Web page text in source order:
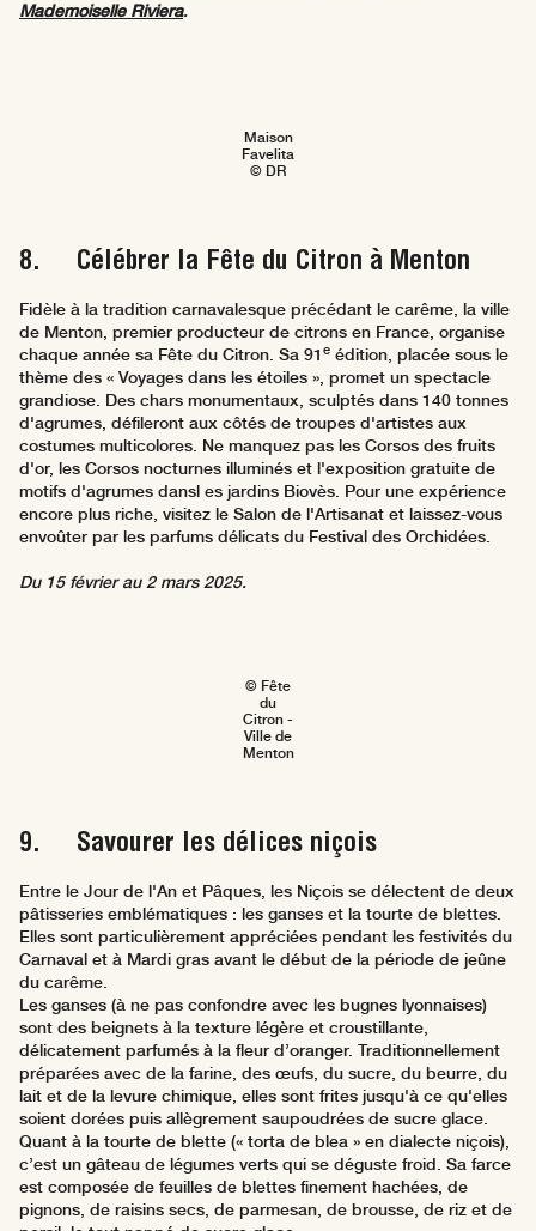
Mademoiselle Riviera.
Maison
Favelita
© DR
8. Célébrer la Fête du Citron à Menton
Fidèle à la tradition carnavalesque précédant le carême, la ville
de Menton, premier producteur de citrons en France, organise
chaque année sa Fête du Citron. Sa 91 e édition, placée sous le
thème des « Voyages dans les étoiles », promet un spectacle
grandiose. Des chars monumentaux, sculptés dans 140 tonnes
d'agrumes, défileront aux côtés de troupes d'artistes aux
costumes multicolores. Ne manquez pas les Corsos des fruits
d'or, les Corsos nocturnes illuminés et l'exposition gratuite de
motifs d'agrumes dansl es jardins Biovès. Pour une expérience
encore plus riche, visitez le Salon de l'Artisanat et laissez-vous
envoûter par les parfums délicats du Festival des Orchidées.
Du 15 février au 2 mars 2025.
© Fête
du
Citron -
Ville de
Menton
9. Savourer les délices niçois
Entre le Jour de l'An et Pâques, les Niçois se délectent de deux
pâtisseries emblématiques : les ganses et la tourte de blettes.
Elles sont particulièrement appréciées pendant les festivités du
Carnaval et à Mardi gras avant le début de la période de jeûne
du carême.
Les ganses (à ne pas confondre avec les bugnes lyonnaises)
sont des beignets à la texture légère et croustillante,
délicatement parfumés à la fleur d’oranger. Traditionnellement
préparées avec de la farine, des œufs, du sucre, du beurre, du
lait et de la levure chimique, elles sont frites jusqu'à ce qu'elles
soient dorées puis allègrement saupoudrées de sucre glace.
Quant à la tourte de blette (« torta de blea » en dialecte niçois),
c’est un gâteau de légumes verts qui se déguste froid. Sa farce
est composée de feuilles de blettes finement hachées, de
pignons, de raisins secs, de parmesan, de brousse, de riz et de